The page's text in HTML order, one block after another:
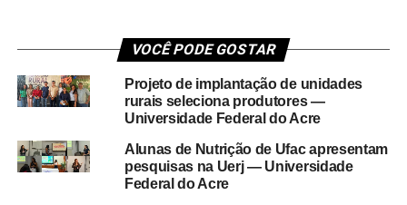
VOCÊ PODE GOSTAR
Projeto de implantação de unidades
rurais seleciona produtores —
Universidade Federal do Acre
Alunas de Nutrição de Ufac apresentam
pesquisas na Uerj — Universidade
Federal do Acre